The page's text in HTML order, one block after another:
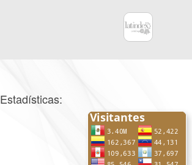
Estadísticas: